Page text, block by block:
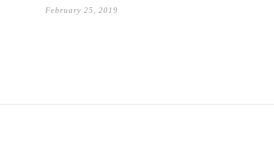
February 25, 2019